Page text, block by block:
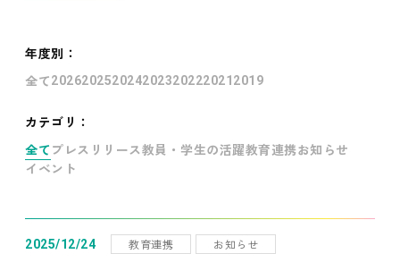
年度別 ：
全て202620252024202320222021 2019
カテゴリ：
全て プレスリリース教員・学生の活躍教育連携お知らせ
イベント
2025/12/24 教育連携 お知らせ